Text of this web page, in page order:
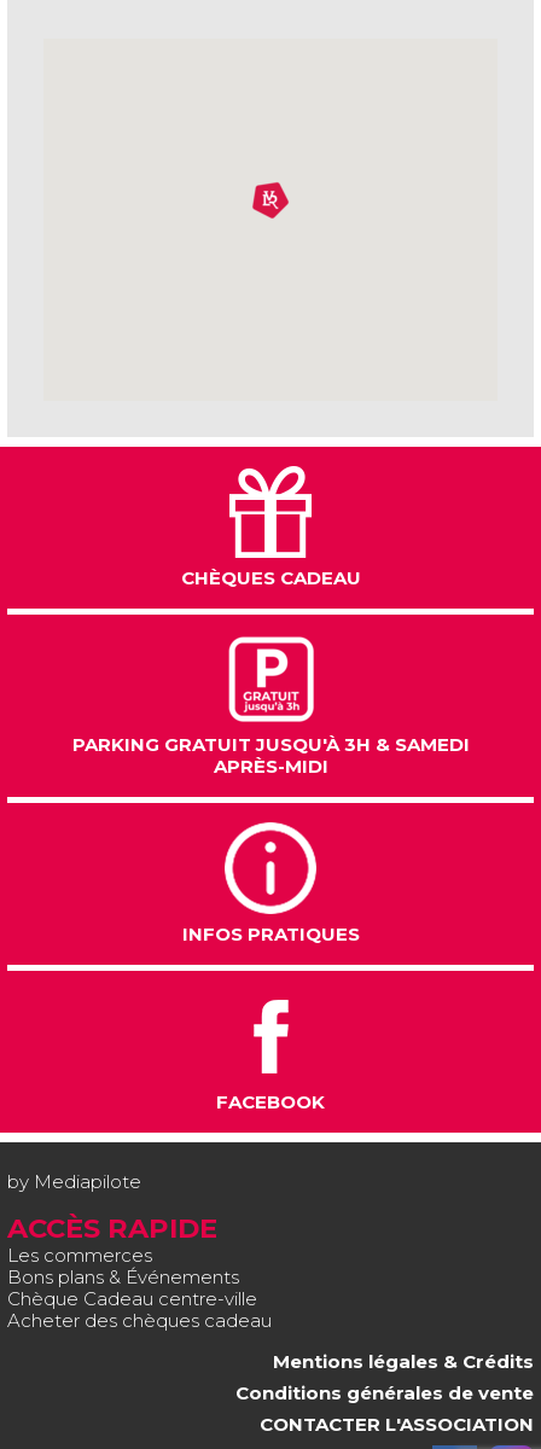
CHÈQUES CADEAU
PARKING GRATUIT JUSQU'À 3H & SAMEDI
APRÈS-MIDI
INFOS PRATIQUES
FACEBOOK
by Mediapilote
ACCÈS RAPIDE
Les commerces
Bons plans & Événements
Chèque Cadeau centre-ville
Acheter des chèques cadeau
Mentions légales & Crédits
Conditions générales de vente
CONTACTER L'ASSOCIATION